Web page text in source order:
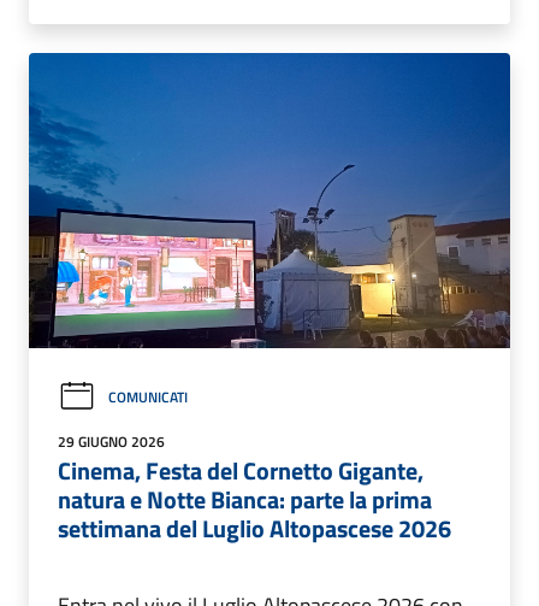
COMUNICATI
29 GIUGNO 2026
Cinema, Festa del Cornetto Gigante,
natura e Notte Bianca: parte la prima
settimana del Luglio Altopascese 2026